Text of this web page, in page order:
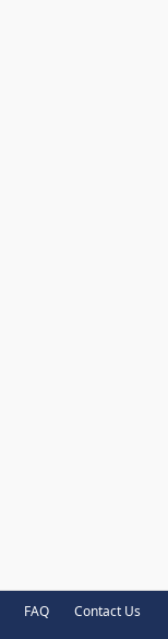
FAQ Contact Us